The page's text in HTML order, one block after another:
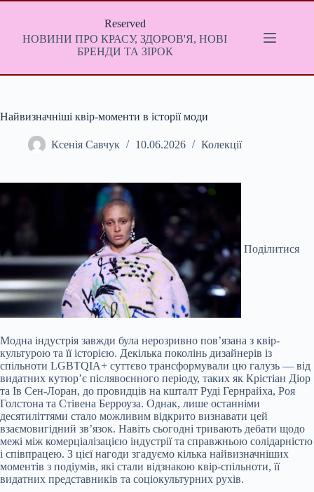
Перейти
Reserved
НОВИНИ ПРО КРАСУ, ЗДОРОВ'Я, НОВІ
БРЕНДИ ТА ЗІРОК
Найвизначніші квір-моменти в історії моди
Ксенія Савчук 10.06.2026 Колекції
Поділитися
Модна індустрія завжди була нерозривно пов’язана з квір-
культурою та її історією. Декілька поколінь дизайнерів із
спільноти LGBTQIA+ суттєво трансформували цю галузь — від
видатних кутюр’є післявоєнного періоду, таких як Крістіан Діор
та Ів Сен-Лоран, до провидців на кшталт Руді Гернрайха, Роя
Голстона та Стівена Берроуза. Однак, лише останніми
десятиліттями стало можливим відкрито визнавати цей
взаємовигідний зв’язок. Навіть сьогодні тривають дебати щодо
межі між комерціалізацією індустрії та справжньою солідарністю
і співпрацею. З цієї нагоди згадуємо кілька найвизначніших
моментів з подіумів, які стали відзнакою квір-спільноти, її
видатних представників та соціокультурних рухів.